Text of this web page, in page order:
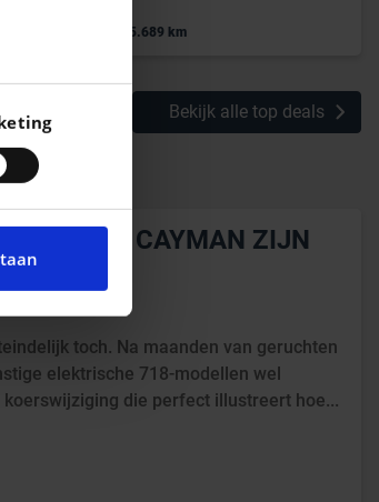
in. U
en om
voor
die u
35.689 km
Bekijk alle top deals
EN CAYMAN ZIJN
toch. Na maanden van geruchten
elektrische 718-modellen wel
die perfect illustreert hoe...